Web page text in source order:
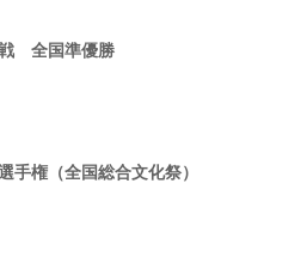
全国準優勝
手権（全国総合文化祭）